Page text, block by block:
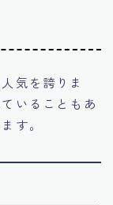
気を誇りま
いることもあ
す。